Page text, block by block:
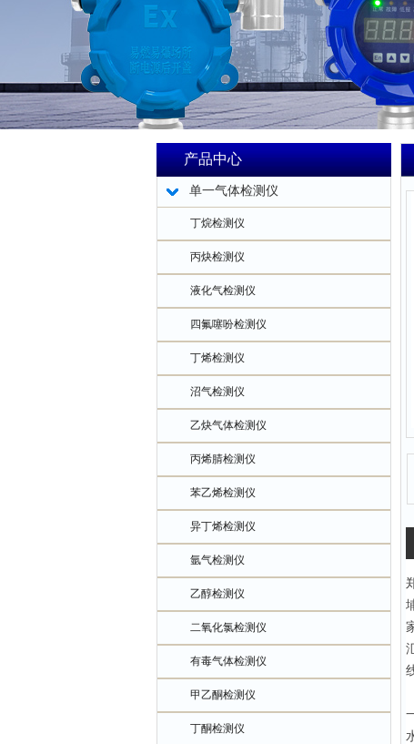
产品中心
单一气体检测仪
丁烷检测仪
丙炔检测仪
液化气检测仪
四氟噻吩检测仪
丁烯检测仪
沼气检测仪
乙炔气体检测仪
丙烯腈检测仪
苯乙烯检测仪
异丁烯检测仪
氩气检测仪
乙醇检测仪
二氧化氯检测仪
有毒气体检测仪
甲乙酮检测仪
丁酮检测仪